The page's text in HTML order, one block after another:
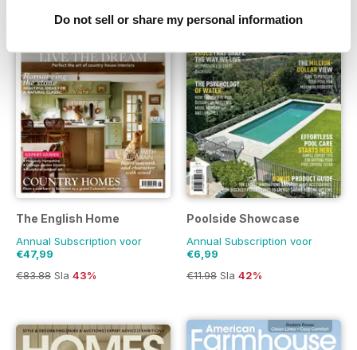
Do not sell or share my personal information
The English Home
Annual Subscription voor
€47,99
€83.88 Sla 43%
Poolside Showcase
Annual Subscription voor
€6,99
€11.98 Sla 42%